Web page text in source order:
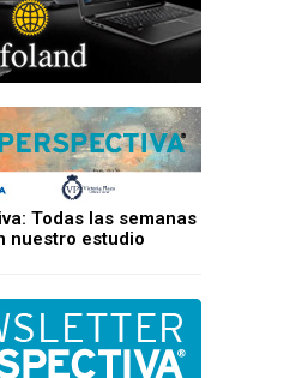
Todas las semanas
nuestro estudio